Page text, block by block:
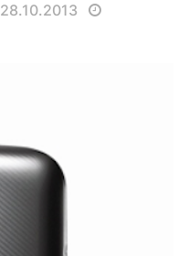
28.10.2013